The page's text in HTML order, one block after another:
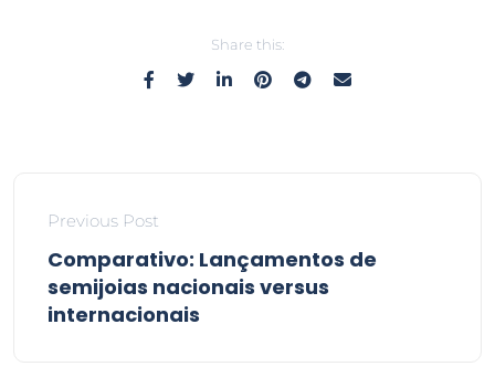
Share this:
Previous Post
Comparativo: Lançamentos de
semijoias nacionais versus
internacionais